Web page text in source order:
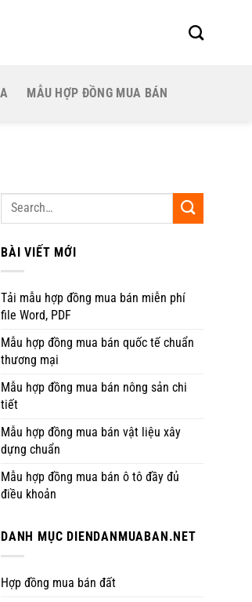
MẪU HỢP ĐỒNG MUA BÁN
BÀI VIẾT MỚI
Tải mẫu hợp đồng mua bán miễn phí
file Word, PDF
Mẫu hợp đồng mua bán quốc tế chuẩn
thương mại
Mẫu hợp đồng mua bán nông sản chi
tiết
Mẫu hợp đồng mua bán vật liệu xây
dựng chuẩn
Mẫu hợp đồng mua bán ô tô đầy đủ
điều khoản
DANH MỤC DIENDANMUABAN.NET
Hợp đồng mua bán đất